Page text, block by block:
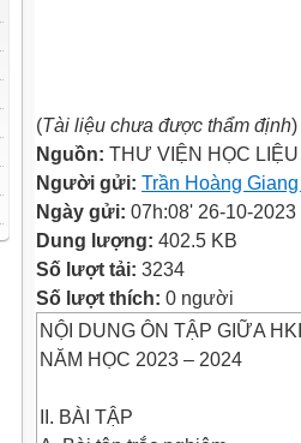
(Tài liệu chưa được thẩm định)
Nguồn: THƯ VIỆN HỌC LIỆU
Người gửi: Trần Hoàng
Ngày gửi: 07h:08' 26-10-2023
Dung lượng: 402.5 KB
Số lượt tải: 3234
Số lượt thích: 0 người
NỘI DUNG ÔN TẬP GIỮA
NĂM HỌC 2023 – 2024
II. BÀI TẬP